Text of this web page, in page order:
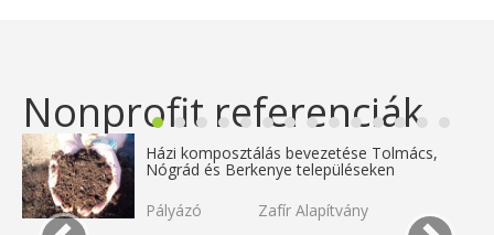
Nonprofit referenciák
Házi komposztálás bevezetése Tolmács,
Nógrád és Berkenye településeken
Pályázó
Zafír Alapítvány